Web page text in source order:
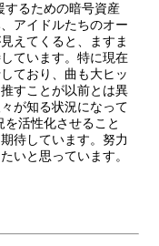
するための暗号資産
アイドルたちのオー
えてくると、ますま
ています。特に現在
ており、曲も大ヒッ
すことが以前とは異
が知る状況になって
活性化させること
待しています。努力
いと思っています。